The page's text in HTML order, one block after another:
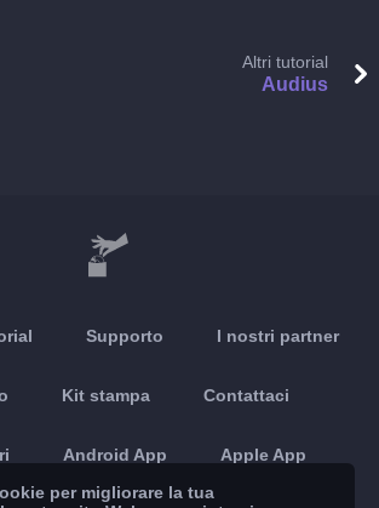
Altri tutorial
Audius
Supporto I nostri partner
Kit stampa Contattaci
Android App
Apple App
per migliorare la tua